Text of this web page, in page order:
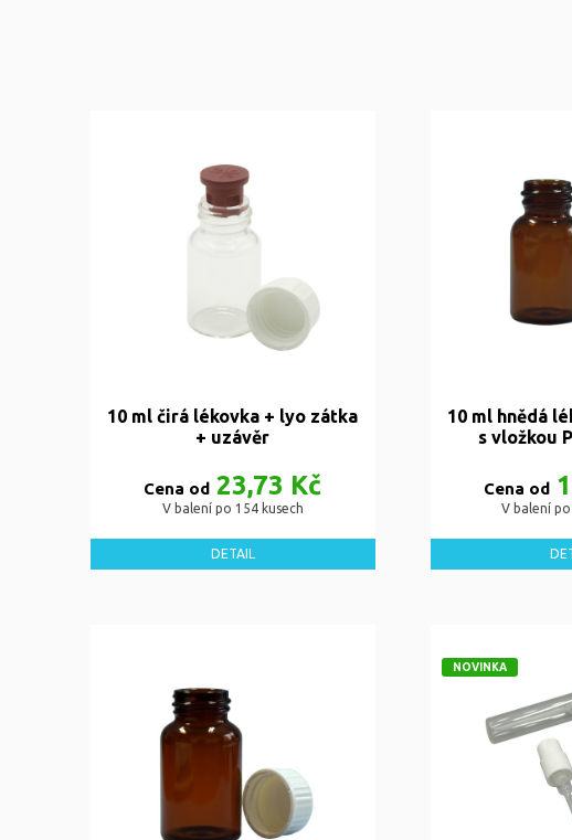
10 ml čirá lékovka + lyo zátka
+ uzávěr
Cena od 23,73 Kč
V balení po 154 kusech
DETAIL
10 ml hnědá
s vložkou
Cena od
V balení
NOVINKA